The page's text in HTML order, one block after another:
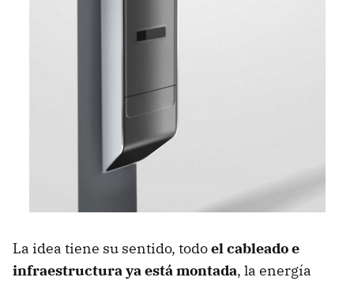
La idea tiene su sentido, todoel cableado e
infraestructura ya está montada, la energía